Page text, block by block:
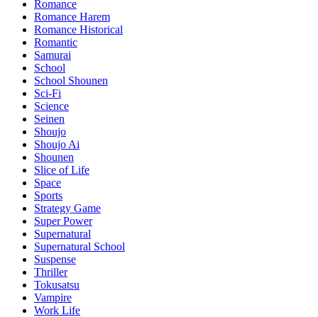
Romance
Romance Harem
Romance Historical
Romantic
Samurai
School
School Shounen
Sci-Fi
Science
Seinen
Shoujo
Shoujo Ai
Shounen
Slice of Life
Space
Sports
Strategy Game
Super Power
Supernatural
Supernatural School
Suspense
Thriller
Tokusatsu
Vampire
Work Life